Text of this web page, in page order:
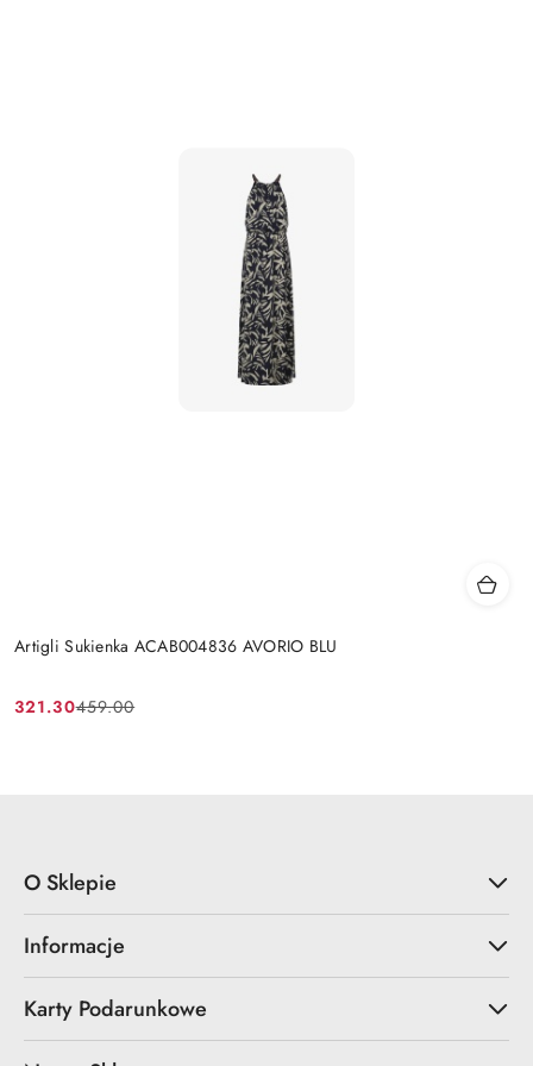
Artigli Sukienka ACAB004836 AVORIO BLU
Cena
321.30
Cena
459.00
O Sklepie
Informacje
Karty Podarunkowe